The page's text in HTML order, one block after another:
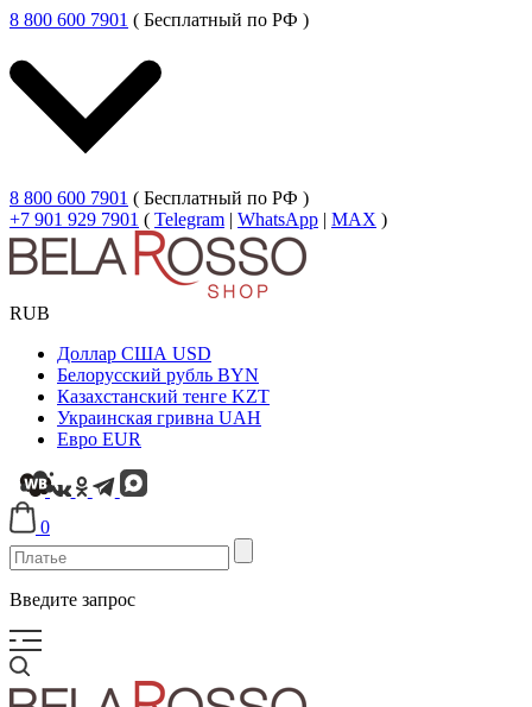
8 800 600 7901 ( Бесплатный по РФ )
8 800 600 7901 ( Бесплатный по РФ )
+7 901 929 7901 ( Telegram | WhatsApp | MAX )
RUB
Доллар США USD
Белорусский рубль BYN
Казахстанский тенге KZT
Украинская гривна UAH
Евро EUR
0
Введите запрос